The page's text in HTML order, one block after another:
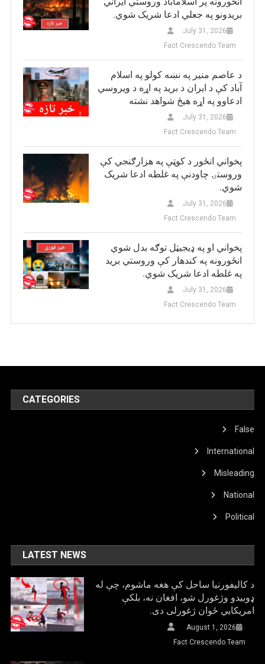
بريدونو په جعلي ادعا شریک شوي.
July 31, 2026
Fact Crescendo Team
د عاصم منیر په نښه کولو په اسلام
آباد کې د ایران د برید په اړه د ویروسي
ادعاوو په اړه هیڅ شواهد نشته
July 31, 2026
Fact Crescendo Team
پخواني انځور د کوټې په هزارګنجي کې
وروستۍ چاودنې په غلطه ادعا شریک
شوي.
July 31, 2026
Fact Crescendo Team
پخواني او په ډيجيټل توګه بدل شوي
انځورونه په کندهار کې وروستي برید
په غلطه ادعا شریک شوي.
July 31, 2026
Fact Crescendo Team
CATEGORIES
False
International
Misleading
National
Political
LATEST NEWS
د کالیفورنیا ساحل کې هغه ماشوم، چې له
ډوبیدو وژغورل شو، افغان نه، بلکې
امریکایي ځوان ژغورلی دی.
August 1, 2026
Fact Crescendo Team